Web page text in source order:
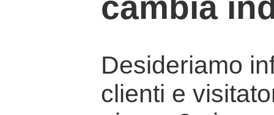
Desideriamo
clienti e